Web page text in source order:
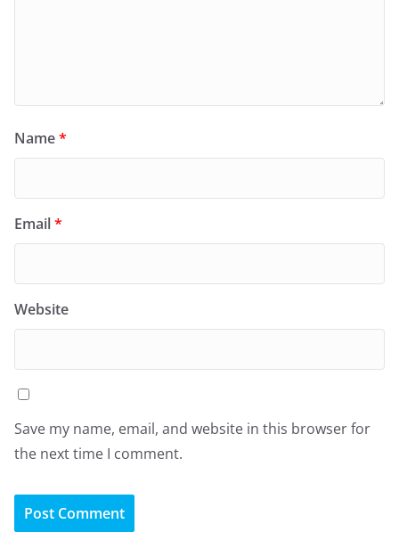
Name*
Email*
Website
Save my name, email, and website in this browser for
the next time I comment.